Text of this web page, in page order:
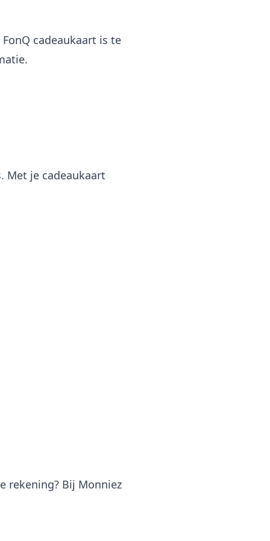
cadeaukaart is te
Met je cadeaukaart
rekening? Bij Monniez